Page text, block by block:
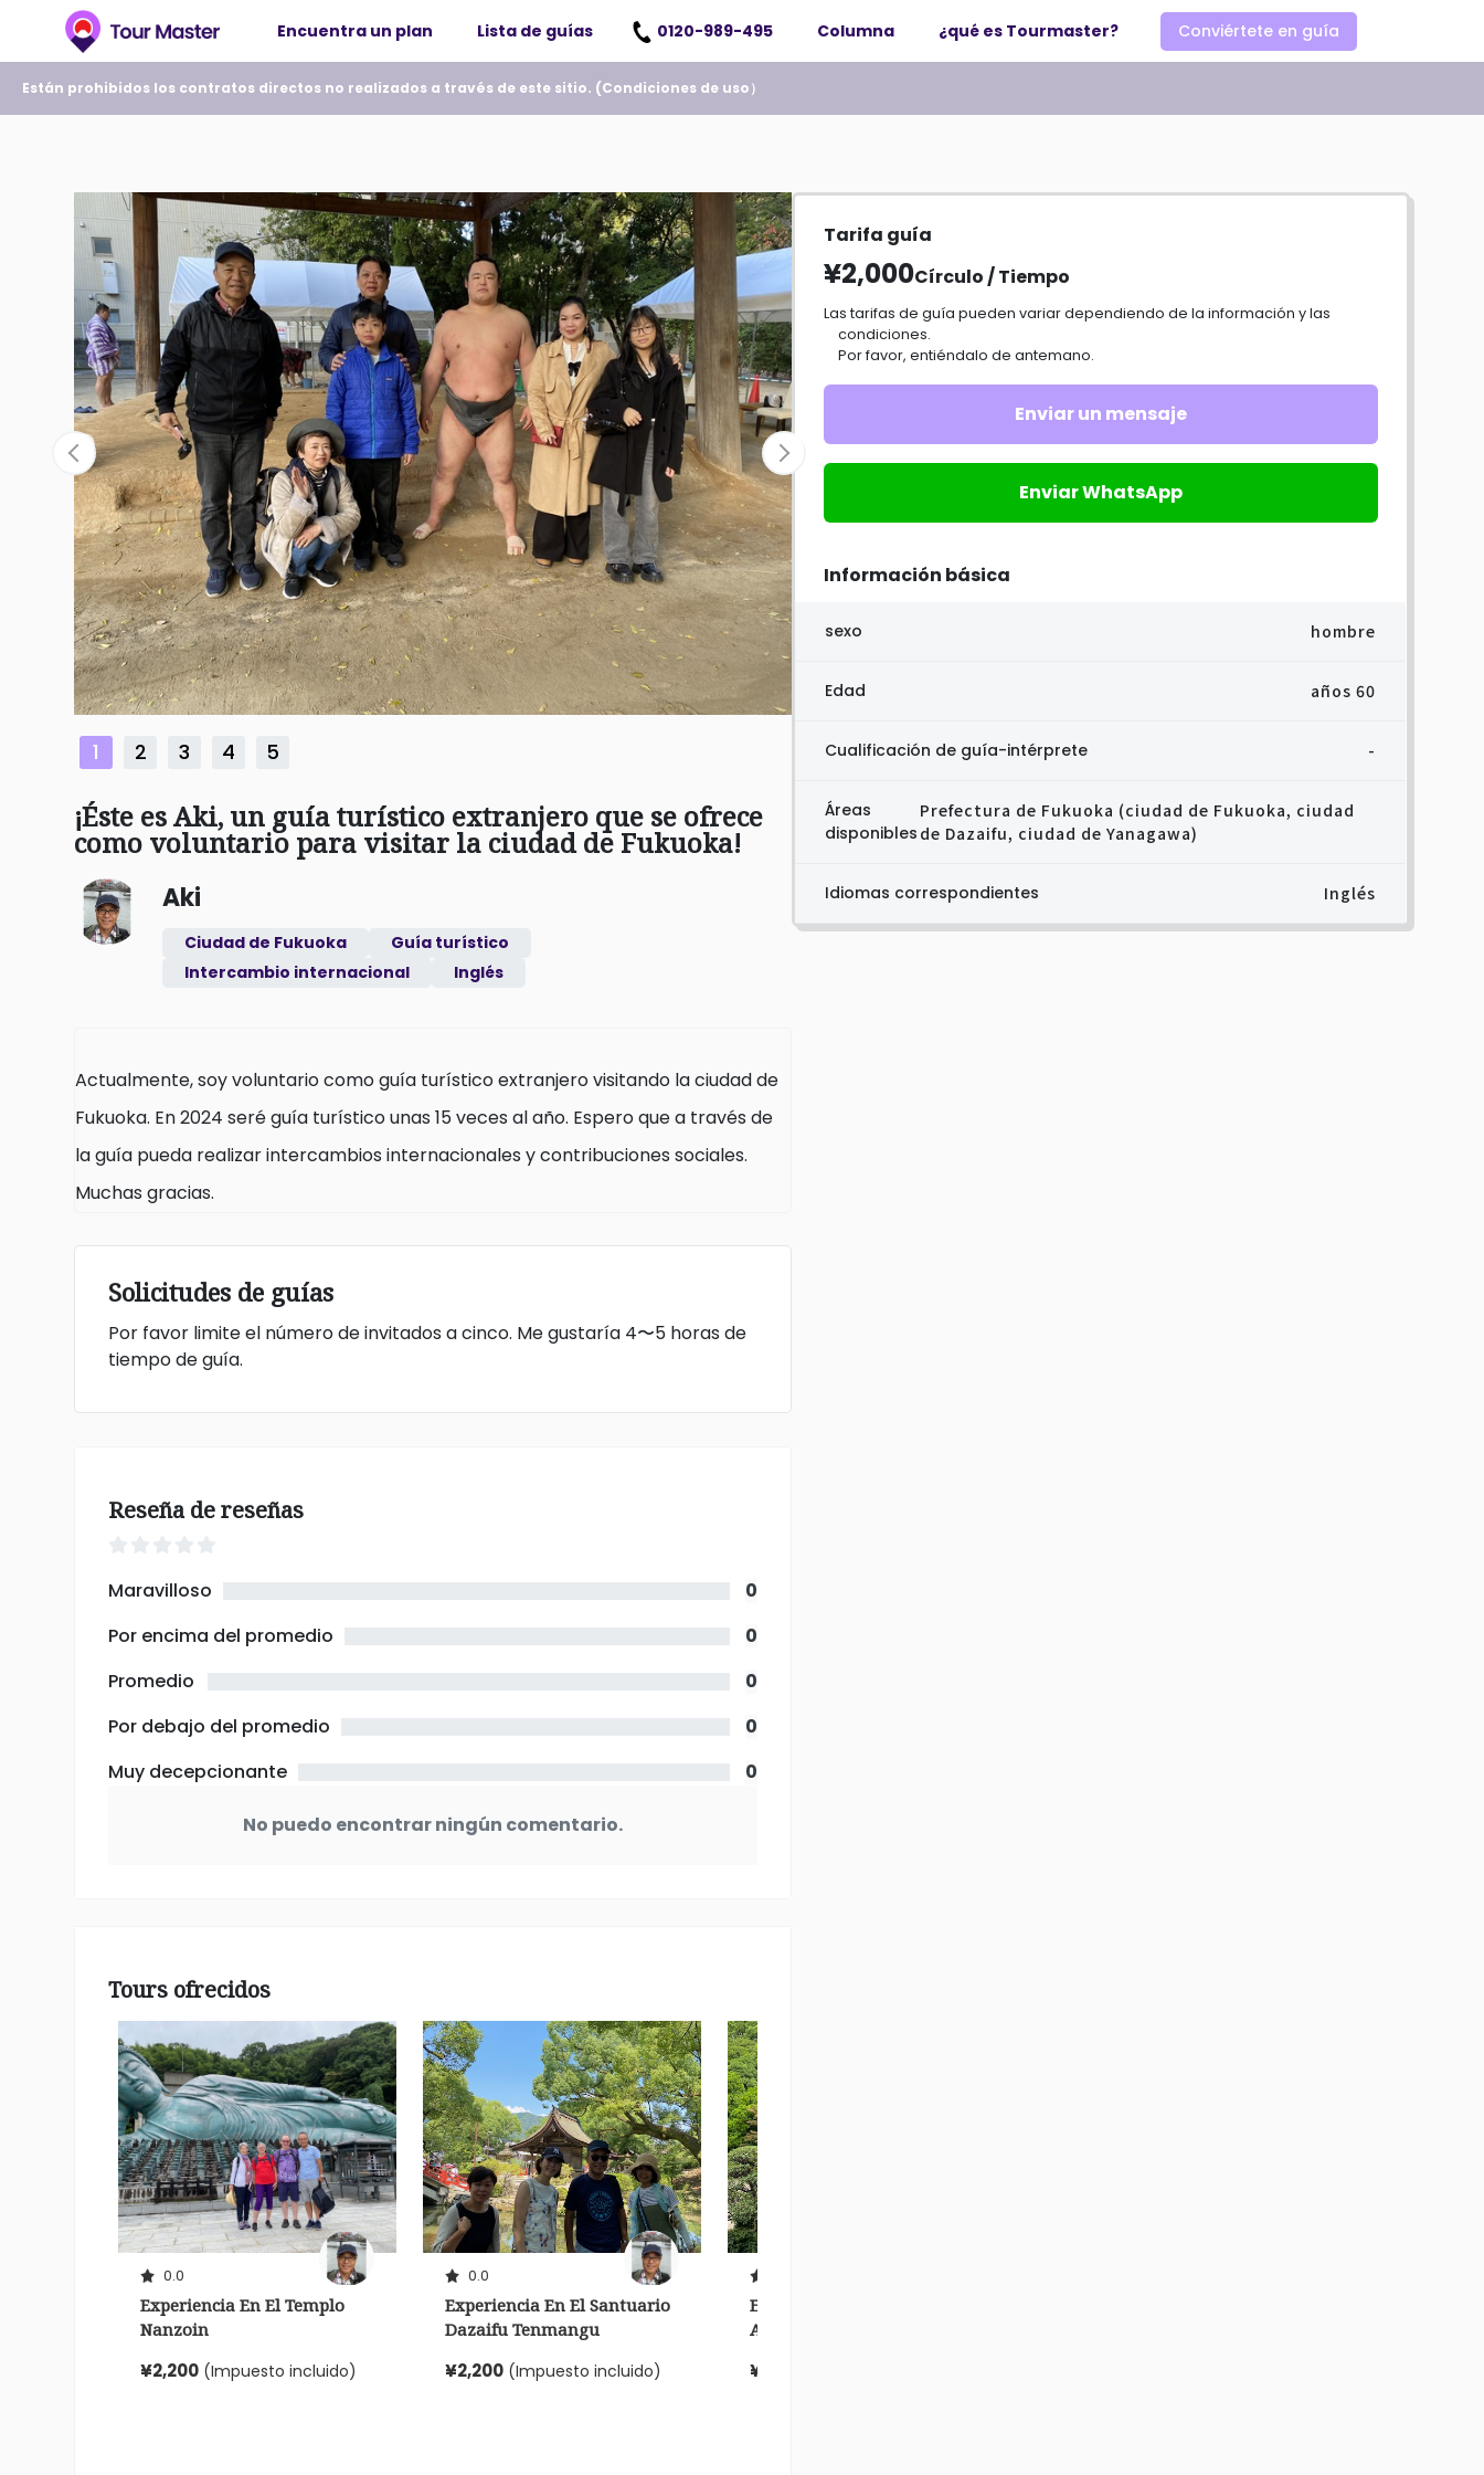
Encuentra un plan Lista de guías 0120-989-495 Columna ¿qué es Tourmaster? Conviértete en guía
Están prohibidos los contratos directos no realizados a través de este sitio. (Condiciones de uso）
1 2 3 4 5
¡Éste es Aki, un guía turístico extranjero que se ofrece
como voluntario para visitar la ciudad de Fukuoka!
Aki
Ciudad de Fukuoka
Guía turístico
Intercambio internacional
Inglés
Actualmente, soy voluntario como guía turístico extranjero visitando la ciudad de
Fukuoka. En 2024 seré guía turístico unas 15 veces al año. Espero que a través de
la guía pueda realizar intercambios internacionales y contribuciones sociales.
Muchas gracias.
Solicitudes de guías
Por favor limite el número de invitados a cinco. Me gustaría 4〜5 horas de
tiempo de guía.
Reseña de reseñas
Maravilloso
0
Por encima del promedio
0
Promedio
0
Por debajo del promedio
0
Muy decepcionante
0
No puedo encontrar ningún comentario.
Tours ofrecidos
0.0
Experiencia En El Templo
Nanzoin
¥2,200 (Impuesto incluido)
0.0
Experiencia En El Santuario
Dazaifu Tenmangu
¥2,200 (Impuesto incluido)
Experiencia En El Casco
Antiguo De Hakata
¥2,200
Tarifa guía
¥2,000Círculo / Tiempo
Las tarifas de guía pueden variar dependiendo de la información y las
condiciones.
Por favor, entiéndalo de antemano.
Enviar un mensaje
Enviar WhatsApp
Información básica
sexo hombre
Edad años 60
Cualificación de guía-intérprete -
Áreas
disponibles
Prefectura de Fukuoka (ciudad de Fukuoka, ciudad
de Dazaifu, ciudad de Yanagawa)
Idiomas correspondientes Inglés